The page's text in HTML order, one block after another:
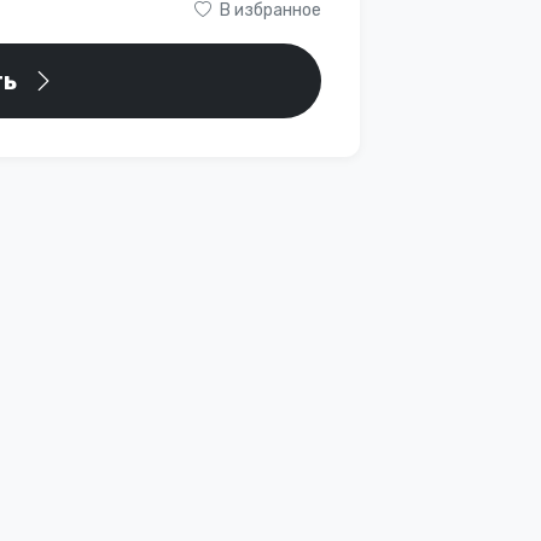
В избранное